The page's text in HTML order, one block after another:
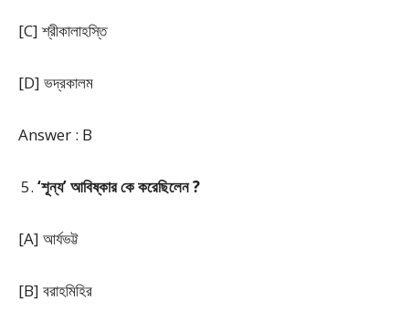
[C] শ্রীকালাহস্তি
[D] ভদ্রকালম
Answer : B
‘শূন্য’ আবিষ্কার কে করেছিলেন ?
[A] আর্যভট্ট
[B] বরাহমিহির